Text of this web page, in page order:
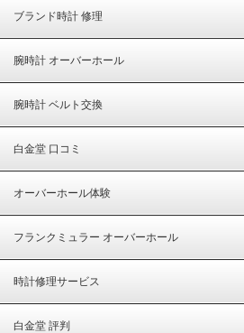
ブランド時計 修理
腕時計 オーバーホール
腕時計 ベルト交換
白金堂 口コミ
オーバーホール体験
フランクミュラー オーバーホール
時計修理サービス
白金堂 評判